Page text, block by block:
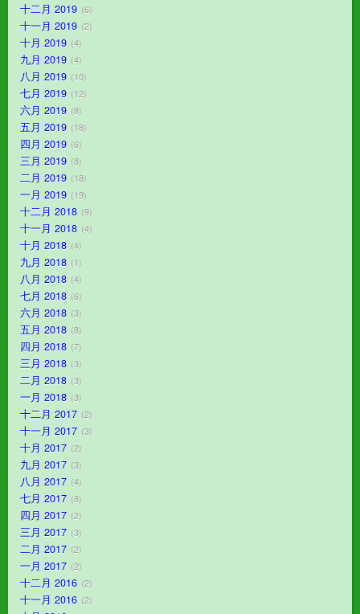
十二月 2019 6
十一月 2019 2
十月 2019 4
九月 2019 4
八月 2019 10
七月 2019 12
六月 2019 8
五月 2019 18
四月 2019 6
三月 2019 8
二月 2019 18
一月 2019 19
十二月 2018 9
十一月 2018 4
十月 2018 4
九月 2018 1
八月 2018 4
七月 2018 6
六月 2018 3
五月 2018 8
四月 2018 7
三月 2018 3
二月 2018 3
一月 2018 3
十二月 2017 2
十一月 2017 3
十月 2017 2
九月 2017 3
八月 2017 4
七月 2017 8
四月 2017 2
三月 2017 3
二月 2017 2
一月 2017 2
十二月 2016 2
十一月 2016 2